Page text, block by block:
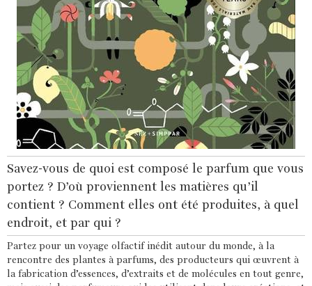
Savez-vous de quoi est composé le parfum que vous
portez ? D’où proviennent les matières qu’il
contient ? Comment elles ont été produites, à quel
endroit, et par qui ?
Partez pour un voyage olfactif inédit autour du monde, à la
rencontre des plantes à parfums, des producteurs qui œuvrent à
la fabrication d’essences, d’extraits et de molécules en tout genre,